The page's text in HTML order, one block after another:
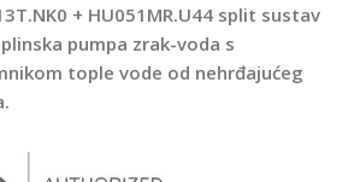
+ HU051MR.U44 split sustav
pumpa zrak-voda s
tople vode od nehrđajućeg